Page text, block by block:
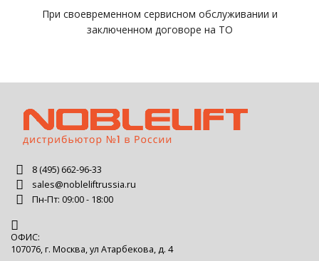
При своевременном сервисном обслуживании и
заключенном договоре на ТО
8 (495) 662-96-33
sales@nobleliftrussia.ru
Пн-Пт: 09:00 - 18:00
ОФИС:
107076, г. Москва, ул Атарбекова, д. 4